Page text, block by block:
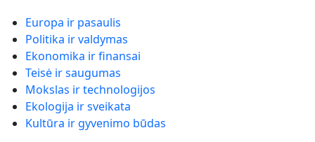
Europa ir pasaulis
Politika ir valdymas
Ekonomika ir finansai
Teisė ir saugumas
Mokslas ir technologijos
Ekologija ir sveikata
Kultūra ir gyvenimo būdas